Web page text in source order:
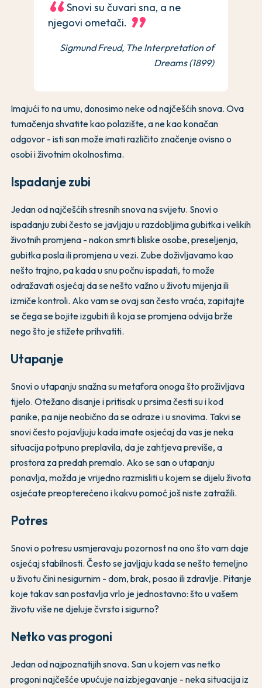
Snovi su čuvari sna, a ne
njegovi ometači.
Sigmund Freud, The Interpretation of
Dreams (1899)
Imajući to na umu, donosimo neke od najčešćih snova. Ova
tumačenja shvatite kao polazište, a ne kao konačan
odgovor - isti san može imati različito značenje ovisno o
osobi i životnim okolnostima.
Ispadanje zubi
Jedan od najčešćih stresnih snova na svijetu. Snovi o
ispadanju zubi često se javljaju u razdobljima gubitka i velikih
životnih promjena - nakon smrti bliske osobe, preseljenja,
gubitka posla ili promjena u vezi. Zube doživljavamo kao
nešto trajno, pa kada u snu počnu ispadati, to može
odražavati osjećaj da se nešto važno u životu mijenja ili
izmiče kontroli. Ako vam se ovaj san često vraća, zapitajte
se čega se bojite izgubiti ili koja se promjena odvija brže
nego što je stižete prihvatiti.
Utapanje
Snovi o utapanju snažna su metafora onoga što proživljava
tijelo. Otežano disanje i pritisak u prsima česti su i kod
panike, pa nije neobično da se odraze i u snovima. Takvi se
snovi često pojavljuju kada imate osjećaj da vas je neka
situacija potpuno preplavila, da je zahtjeva previše, a
prostora za predah premalo. Ako se san o utapanju
ponavlja, možda je vrijedno razmisliti u kojem se dijelu života
osjećate preopterećeno i kakvu pomoć još niste zatražili.
Potres
Snovi o potresu usmjeravaju pozornost na ono što vam daje
osjećaj stabilnosti. Često se javljaju kada se nešto temeljno
u životu čini nesigurnim - dom, brak, posao ili zdravlje. Pitanje
koje takav san postavlja vrlo je jednostavno: što u vašem
životu više ne djeluje čvrsto i sigurno?
Netko vas progoni
Jedan od najpoznatijih snova. San u kojem vas netko
progoni najčešće upućuje na izbjegavanje - neka situacija iz